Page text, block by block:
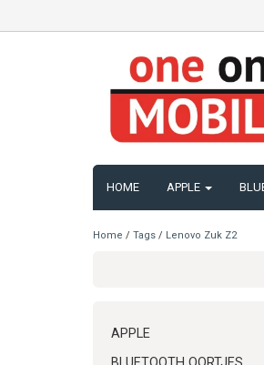
HOME APPLE
Home / Tags / Lenovo Zuk Z2
APPLE